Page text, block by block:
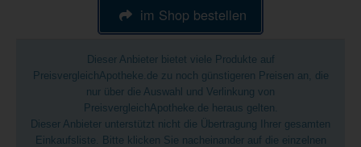
im Shop bestellen
Dieser Anbieter bietet viele Produkte auf
PreisvergleichApotheke.de zu noch günstigeren Preisen an, die
nur über die Auswahl und Verlinkung von
PreisvergleichApotheke.de heraus gelten.
Dieser Anbieter unterstützt nicht die Übertragung Ihrer gesamten
Einkaufsliste. Bitte klicken Sie nacheinander auf die einzelnen